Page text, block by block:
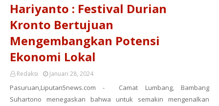
Hariyanto : Festival Durian
Kronto Bertujuan
Mengembangkan Potensi
Ekonomi Lokal
Redaksi Januari 28, 2024
Pasuruan,Liputan5news.com - Camat Lumbang, Bambang
Suhartono menegaskan bahwa untuk semakin mengenalkan